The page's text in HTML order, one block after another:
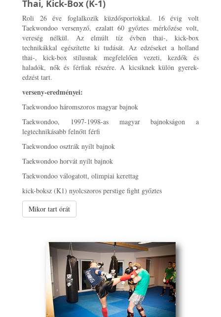
Thai, Kick-Box (K-1)
Roli 26 éve foglalkozik küzdősportokkal. 16 évig volt
Taekwondoo versenyző, ezalatt 60 győztes mérkőzése volt,
vereség nélkül. Az elmúlt tíz évben thai-, kick-box
technikákkal egészítette ki tudását. Az edzéseket a holland
thai-, kick-box stílusnak megfelelően vezeti, kezdők és
haladók, nők és férfiak részére. A kicsiknek külön gyerek-
edzést tart.
verseny-eredményei:
Taekwondoo háromszoros magyar bajnok
Taekwondoo, 1997-1998-as magyar bajnokságon a
legtechnikásabb felnőtt férfi
Taekwondoo osztrák nyílt bajnok
Taekwondoo horvát nyílt bajnok
Taekwondoo válogatott, olimpiai kerettag
kick-boksz (K1) nyolcszoros perstige fight győztes
Mikor tart órát